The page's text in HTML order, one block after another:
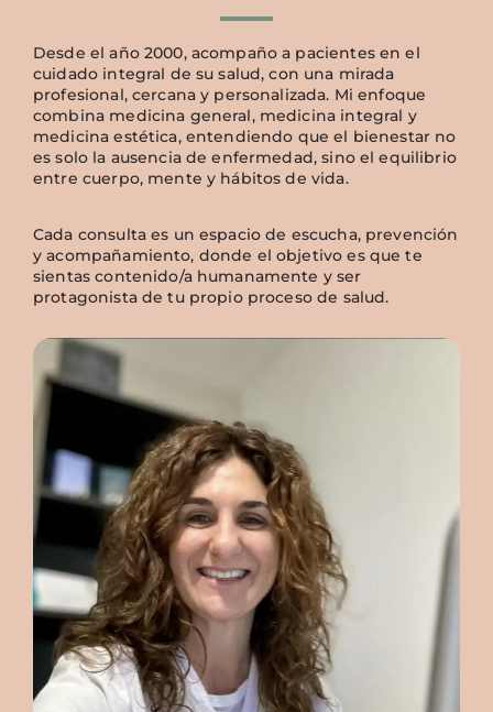
Desde el año 2000, acompaño a pacientes en el
cuidado integral de su salud, con una mirada
profesional, cercana y personalizada. Mi enfoque
combina medicina general, medicina integral y
medicina estética, entendiendo que el bienestar no
es solo la ausencia de enfermedad, sino el equilibrio
entre cuerpo, mente y hábitos de vida.
Cada consulta es un espacio de escucha, prevención
y acompañamiento, donde el objetivo es que te
sientas contenido/a humanamente y ser
protagonista de tu propio proceso de salud.